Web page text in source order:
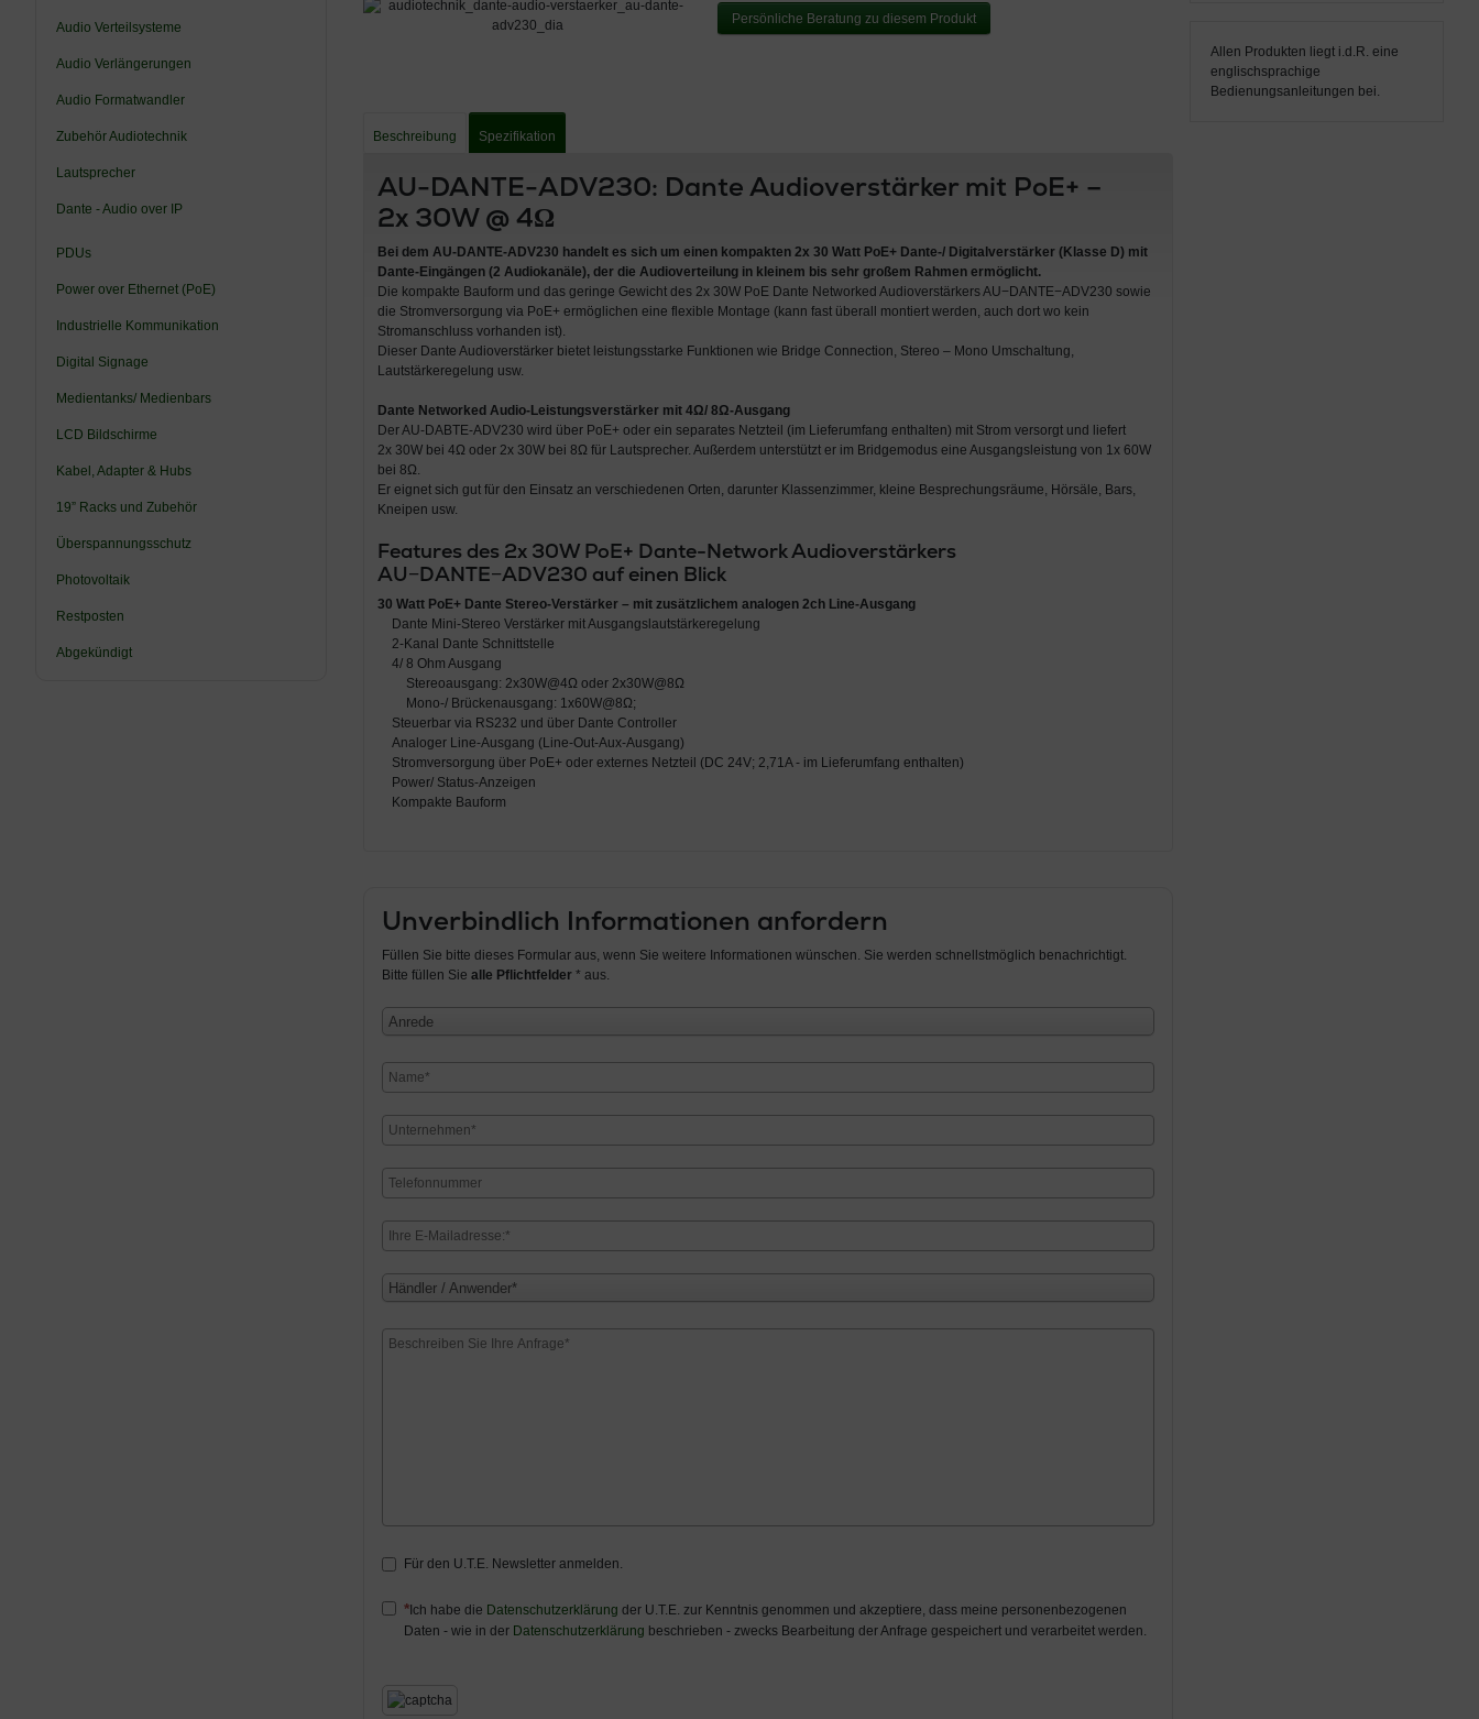
Audio Verteilsysteme
Audio Verlängerungen
Audio Formatwandler
Zubehör Audiotechnik
Lautsprecher
Dante - Audio over IP
PDUs
Power over Ethernet (PoE)
Industrielle Kommunikation
Digital Signage
Medientanks/ Medienbars
LCD Bildschirme
Kabel, Adapter & Hubs
19” Racks und Zubehör
Überspannungsschutz
Photovoltaik
Restposten
Abgekündigt
Persönliche Beratung zu diesem Produkt
Beschreibung Spezifikation
AU-DANTE-ADV230: Dante Audioverstärker mit PoE+ –
2x 30W @ 4Ω
Bei demAU-DANTE-ADV230 handelt es sich um einen kompakten 2x 30 Watt PoE+ Dante-/ Digitalverstärker (Klasse D) mit
Dante-Eingängen (2 Audiokanäle), derdie Audioverteilung in kleinem bis sehr großem Rahmen ermöglicht.
Die kompakte Bauform und das geringe Gewicht des 2x 30W PoE Dante Networked Audioverstärkers AU−DANTE−ADV230 sowie
die Stromversorgung via PoE+ ermöglichen eine flexible Montage (kann fast überall montiert werden, auch dort wo kein
Stromanschluss vorhanden ist).
Dieser Dante Audioverstärker bietet leistungsstarke Funktionen wie Bridge Connection, Stereo – Mono Umschaltung,
Lautstärkeregelung usw.
Dante Networked Audio-Leistungsverstärker mit 4Ω/ 8Ω-Ausgang
Der AU-DABTE-ADV230 wird über PoE+ oder ein separates Netzteil (im Lieferumfang enthalten) mit Strom versorgt und liefert
2x 30W bei 4Ω oder 2x 30W bei 8Ω für Lautsprecher. Außerdem unterstützt er im Bridgemodus eine Ausgangsleistung von 1x 60W
bei 8Ω.
Er eignet sich gut für den Einsatz an verschiedenen Orten, darunter Klassenzimmer, kleine Besprechungsräume, Hörsäle, Bars,
Kneipen usw.
Features des 2x 30W PoE+ Dante-Network Audioverstärkers
AU−DANTE−ADV230 auf einen Blick
30 Watt PoE+ Dante Stereo-Verstärker – mit zusätzlichem analogen 2ch Line-Ausgang
Dante Mini-Stereo Verstärker mit Ausgangslautstärkeregelung
2-Kanal Dante Schnittstelle
4/ 8 Ohm Ausgang
Stereoausgang: 2x30W@4Ω oder 2x30W@8Ω
Mono-/ Brückenausgang: 1x60W@8Ω;
Steuerbar via RS232 und über Dante Controller
Analoger Line-Ausgang (Line-Out-Aux-Ausgang)
Stromversorgung über PoE+ oder externes Netzteil (DC 24V; 2,71A - im Lieferumfang enthalten)
Power/ Status-Anzeigen
Kompakte Bauform
Unverbindlich Informationen anfordern
Füllen Sie bitte dieses Formular aus, wenn Sie weitere Informationen wünschen. Sie werden schnellstmöglich benachrichtigt.
Bitte füllen Sie alle Pflichtfelder* aus.
Anrede
Händler / Anwender*
Für den U.T.E. Newsletter anmelden.
Ich habe die Datenschutzerklärung der U.T.E. zur Kenntnis genommen und akzeptiere, dass meine personenbezogenen
Daten - wie in der Datenschutzerklärung beschrieben - zwecks Bearbeitung der Anfrage gespeichert und verarbeitet werden.
Allen Produkten liegt i.d.R. eine
englischsprachige
Bedienungsanleitungen bei.